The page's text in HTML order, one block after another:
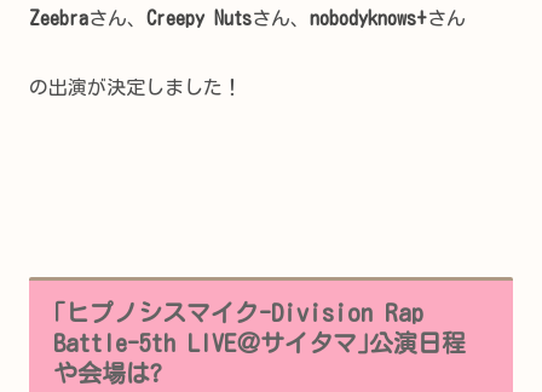
Zeebraさん、 Creepy Nutsさん、 nobodyknows+さん
の出演が決定しました！
｢ヒプノシスマイク-Division Rap
Battle-5th LIVE＠サイタマ｣公演日程
や会場は?